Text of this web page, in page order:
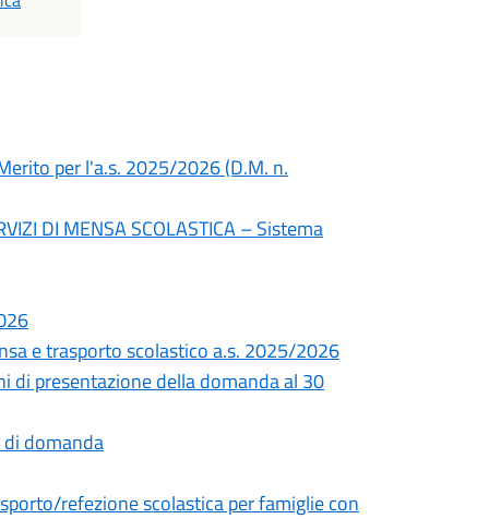
per l'a.s. 2025/2026 (D.M. n.
DI MENSA SCOLASTICA – Sistema
e trasporto scolastico a.s. 2025/2026
di presentazione della domanda al 30
di domanda
refezione scolastica per famiglie con